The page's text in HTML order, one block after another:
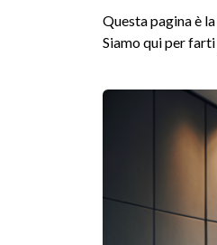
Questa pagina è
Siamo qui per